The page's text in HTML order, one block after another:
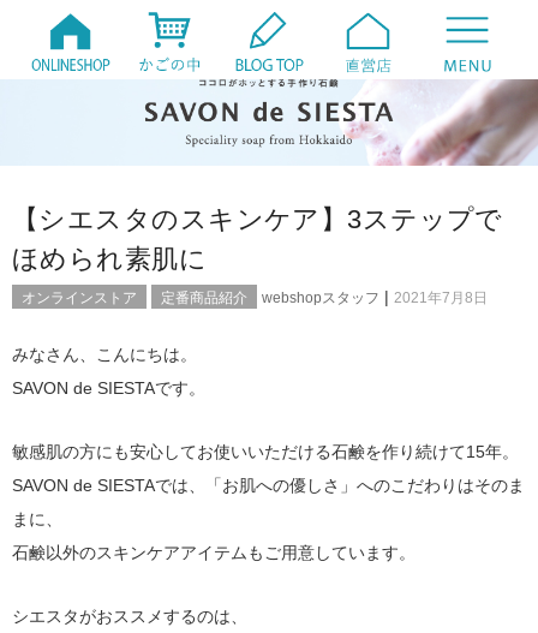
【シエスタのスキンケア】3ステップで
ほめられ素肌に
オンラインストア 定番商品紹介 webshopスタッフ | 2021年7月8日
みなさん、こんにちは。
SAVON de SIESTAです。
敏感肌の方にも安心してお使いいただける石鹸を作り続けて15年。
SAVON de SIESTAでは、「お肌への優しさ」へのこだわりはそのま
まに、
石鹸以外のスキンケアアイテムもご用意しています。
シエスタがおススメするのは、